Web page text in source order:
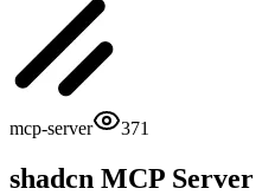
mcp-server 371
shadcn MCP Server